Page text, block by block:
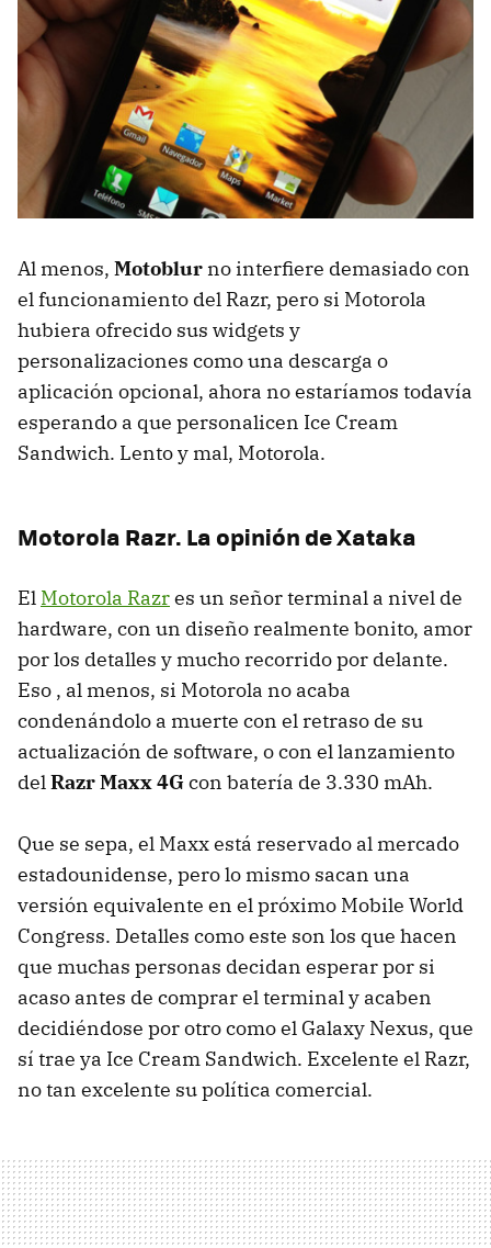
Al menos, Motoblur no interfiere demasiado con
el funcionamiento del Razr, pero si Motorola
hubiera ofrecido sus widgets y
personalizaciones como una descarga o
aplicación opcional, ahora no estaríamos todavía
esperando a que personalicen Ice Cream
Sandwich. Lento y mal, Motorola.
Motorola Razr. La opinión de Xataka
El Motorola Razres un señor terminal a nivel de
hardware, con un diseño realmente bonito, amor
por los detalles y mucho recorrido por delante.
Eso , al menos, si Motorola no acaba
condenándolo a muerte con el retraso de su
actualización de software, o con el lanzamiento
delRazr Maxx 4Gcon batería de 3.330 mAh.
Que se sepa, el Maxx está reservado al mercado
estadounidense, pero lo mismo sacan una
versión equivalente en el próximo Mobile World
Congress. Detalles como este son los que hacen
que muchas personas decidan esperar por si
acaso antes de comprar el terminal y acaben
decidiéndose por otro como el Galaxy Nexus, que
sí trae ya Ice Cream Sandwich. Excelente el Razr,
no tan excelente su política comercial.